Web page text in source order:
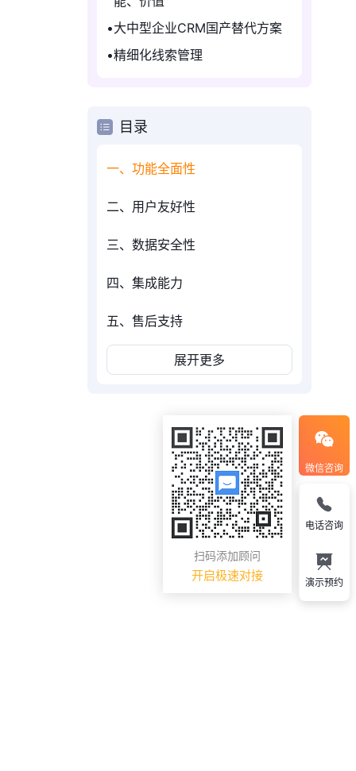
大中型企业CRM国产替代方案
精细化线索管理
目录
一、功能全面性
二、用户友好性
三、数据安全性
四、集成能力
五、售后支持
展开更多
微信咨询
扫码添加顾问
开启极速对接
电话咨询
演示预约